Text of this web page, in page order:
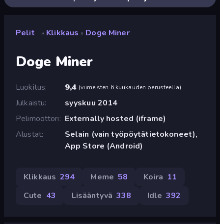
Pelit » Klikkaus » Doge Miner
Doge Miner
Luokitus 9,4 (viimeisten 6 kuukauden perusteella)
Julkaistu
syyskuu 2014
Pelimoottori
Externally hosted (iframe)
Alustat
Selain (vain työpöytätietokoneet),
App Store (Android)
Klikkaus 294 Meme 58 Koira 11
Cute 43 Lisääntyvä 338 Idle 392